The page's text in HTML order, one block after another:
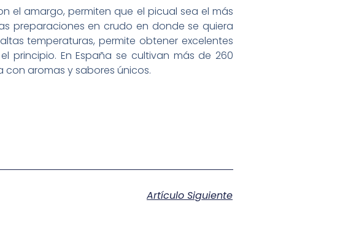
el amargo, permiten que el picual sea el más
preparaciones en crudo en donde se quiera
temperaturas, permite obtener excelentes
principio. En España se cultivan más de 260
aromas y sabores únicos.
Artículo Siguiente